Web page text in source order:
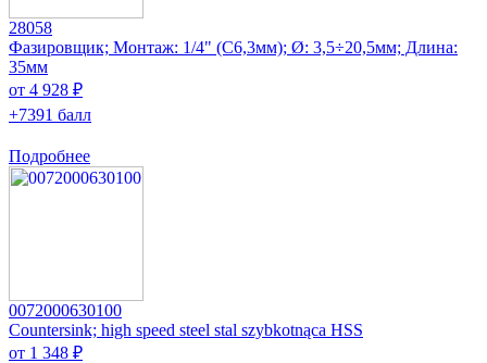
28058
Фазировщик; Монтаж: 1/4" (C6,3мм); Ø: 3,5÷20,5мм; Длина:
35мм
от 4 928 ₽
+7391 балл
Подробнее
0072000630100
Countersink; high speed steel stal szybkotnąca HSS
от 1 348 ₽